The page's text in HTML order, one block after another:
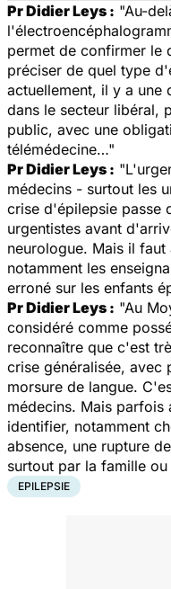
Pr Didier Leys : "Au-
permet de confirmer le
préciser de quel type
actuellement, il y a une
dans le secteur libéral,
public, avec une
télémédecine…"
Pr Didier Leys : "
médecins - surtout les
crise d'épilepsie passe
urgentistes avant
neurologue. Mais il
notamment les
erroné sur les enfants
Pr Didier Leys : "Au
considéré comme
reconnaître que c'est
crise généralisée, avec
morsure de langue.
médecins. Mais parfois
identifier, notamment
absence, une rupture
surtout par la famille ou
EPILEPSIE